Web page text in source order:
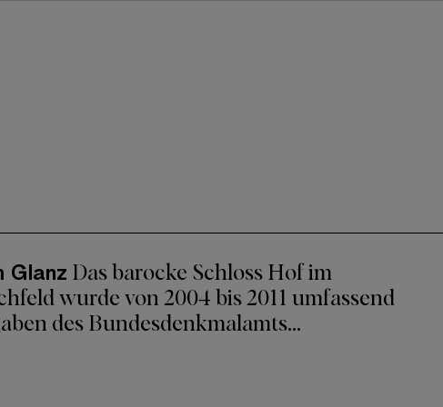
Glanz Das barocke Schloss Hof im
wurde von 2004 bis 2011 umfassend
des Bundesdenkmalamts...